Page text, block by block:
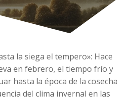
la siega el tempero»: Hace
en febrero, el tiempo frío y
hasta la época de la cosecha
del clima invernal en las